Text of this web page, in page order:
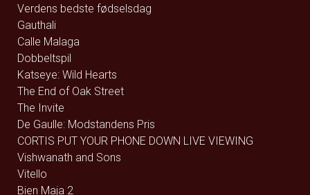
Verdens bedste fødselsdag
Gauthali
Calle Malaga
Dobbeltspil
Katseye: Wild Hearts
The End of Oak Street
The Invite
De Gaulle: Modstandens Pris
CORTIS PUT YOUR PHONE DOWN LIVE VIEWING
Vishwanath and Sons
Vitello
Bien Maja 2